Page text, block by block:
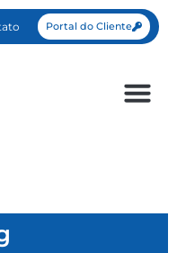
Portal do Cliente